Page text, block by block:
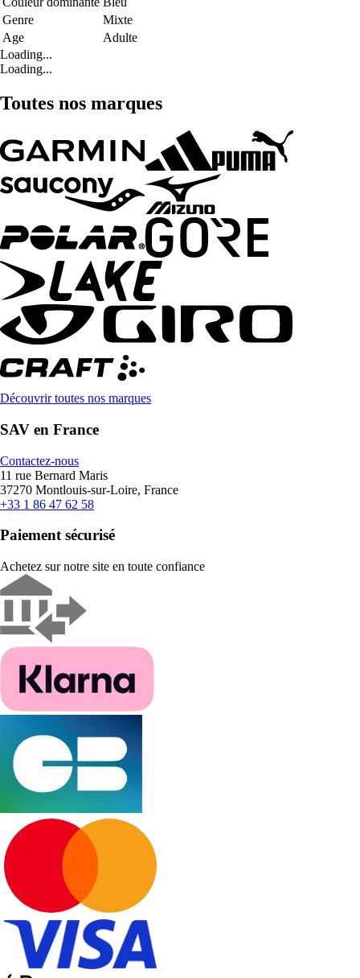
Genre
Mixte
Age
Adulte
Loading...
Loading...
Toutes nos marques
Découvrir toutes nos marques
SAV en France
Contactez-nous
11 rue Bernard Maris
37270 Montlouis-sur-Loire, France
+33 1 86 47 62 58
Paiement sécurisé
Achetez sur notre site en toute confiance